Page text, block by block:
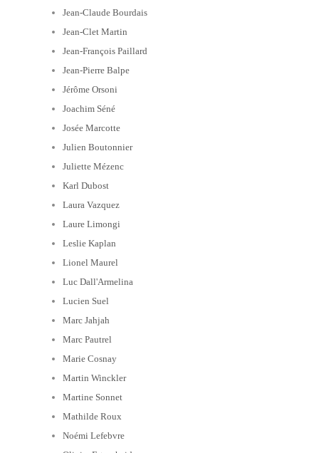
Jean-Claude Bourdais
Jean-Clet Martin
Jean-François Paillard
Jean-Pierre Balpe
Jérôme Orsoni
Joachim Séné
Josée Marcotte
Julien Boutonnier
Juliette Mézenc
Karl Dubost
Laura Vazquez
Laure Limongi
Leslie Kaplan
Lionel Maurel
Luc Dall'Armelina
Lucien Suel
Marc Jahjah
Marc Pautrel
Marie Cosnay
Martin Winckler
Martine Sonnet
Mathilde Roux
Noémi Lefebvre